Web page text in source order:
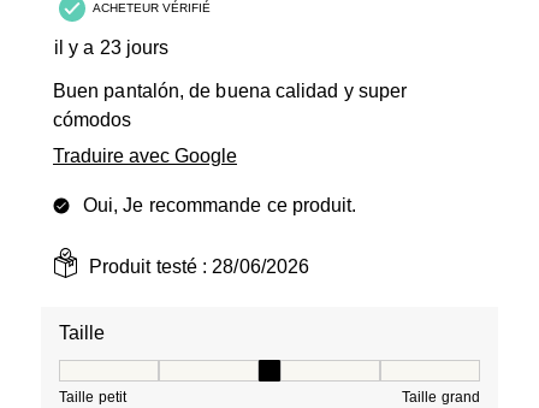
ACHETEUR VÉRIFIÉ
il y a 23 jours
Buen pantalón, de buena calidad y super
cómodos
Traduire avec Google
Oui, Je recommande ce produit.
Produit testé :28/06/2026
Taille
Taille petit Taille grand